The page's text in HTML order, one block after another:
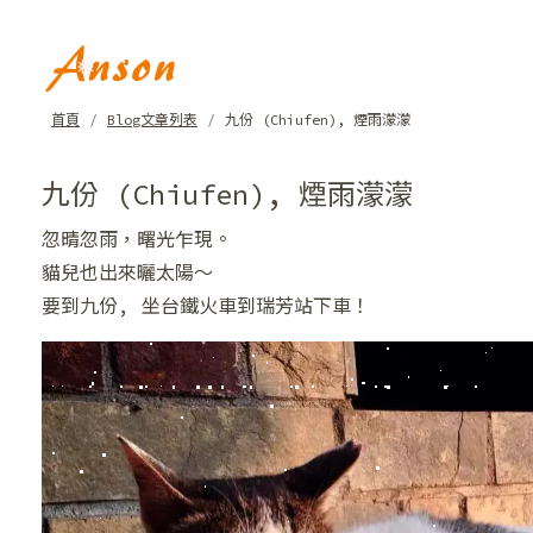
首頁 Blog文章列表 九份 (Chiufen), 煙雨濛濛
九份 (Chiufen), 煙雨濛濛
忽晴忽雨，曙光乍現。
貓兒也出來曬太陽～
要到九份, 坐台鐵火車到瑞芳站下車！
❆
❆